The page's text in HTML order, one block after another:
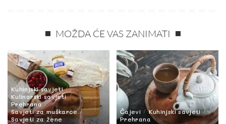
MOŽDA ĆE VAS ZANIMATI
Kuhinjski savjeti
Kulinarski savjeti
Prehrana
Savjeti za muškarce
Savjeti za žene
Čajevi
Kuhinjski savjeti
Prehrana